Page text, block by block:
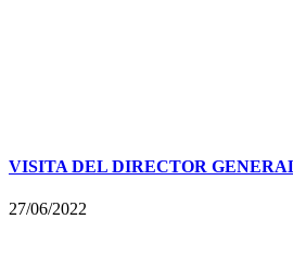
VISITA DEL DIRECTOR
27/06/2022